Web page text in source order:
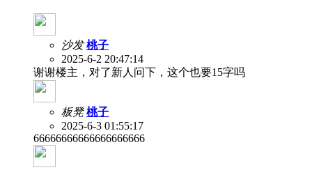
沙发 桃子
2025-6-2 20:47:14
谢谢楼主，对了新人问下，这个也要15字吗
板凳 桃子
2025-6-3 01:55:17
66666666666666666666